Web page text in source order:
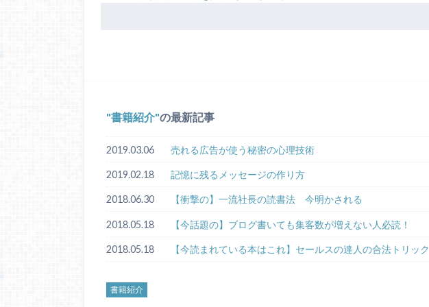
書籍紹介 の最新記事
2019.03.06 売れる広告が使う秘密の心理技術
2019.02.18 記憶に残るメッセージの作り方
2018.06.30 【衝撃の】一流社長の読書法 今明かされる
2018.05.18 【今話題の】ブログ書いても集客数が増えない人必読！
2018.05.18 【今読まれている本はこれ】セールスの達人の合法トリック
書籍紹介